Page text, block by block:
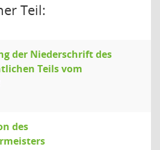
Teil:
der Niederschrift des
Teils vom
des